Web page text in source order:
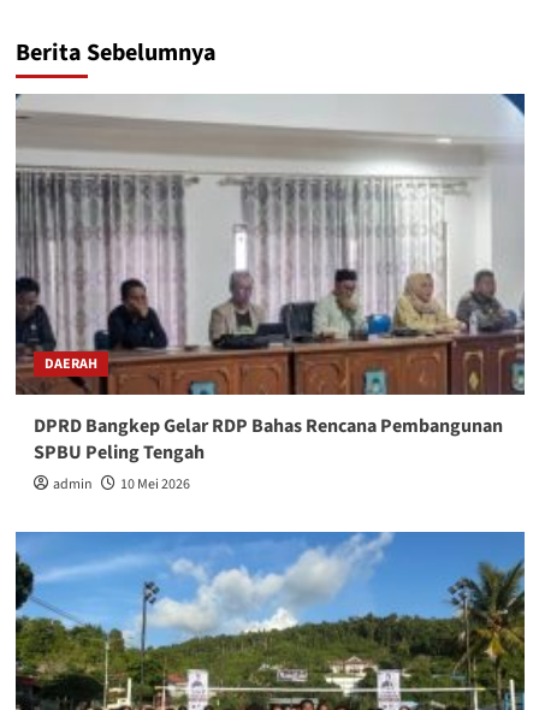
Berita Sebelumnya
DAERAH
DPRD Bangkep Gelar RDP Bahas Rencana Pembangunan
SPBU Peling Tengah
admin 10 Mei 2026